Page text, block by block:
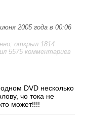
2005 года в 00:06
открыл 1814
5575 комментариев
DVD несколько
чо тока не
может!!!!